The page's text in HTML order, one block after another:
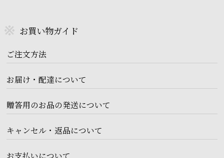
お買い物ガイド
ご注文方法
お届け・配達について
贈答用のお品の発送について
キャンセル・返品について